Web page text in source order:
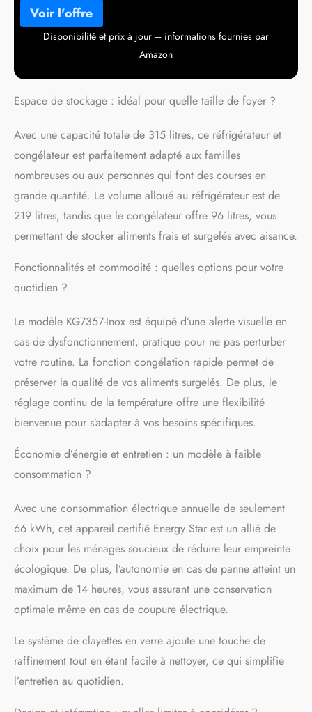
Disponibilité et prix à jour – informations fournies par
Amazon
Espace de stockage : idéal pour quelle taille de foyer ?
Avec une capacité totale de 315 litres, ce réfrigérateur et
congélateur est parfaitement adapté aux familles
nombreuses ou aux personnes qui font des courses en
grande quantité. Le volume alloué au réfrigérateur est de
219 litres, tandis que le congélateur offre 96 litres, vous
permettant de stocker aliments frais et surgelés avec aisance.
Fonctionnalités et commodité : quelles options pour votre
quotidien ?
Le modèle KG7357-Inox est équipé d’une alerte visuelle en
cas de dysfonctionnement, pratique pour ne pas perturber
votre routine. La fonction congélation rapide permet de
préserver la qualité de vos aliments surgelés. De plus, le
réglage continu de la température offre une flexibilité
bienvenue pour s’adapter à vos besoins spécifiques.
Économie d’énergie et entretien : un modèle à faible
consommation ?
Avec une consommation électrique annuelle de seulement
66 kWh, cet appareil certifié Energy Star est un allié de
choix pour les ménages soucieux de réduire leur empreinte
écologique. De plus, l’autonomie en cas de panne atteint un
maximum de 14 heures, vous assurant une conservation
optimale même en cas de coupure électrique.
Le système de clayettes en verre ajoute une touche de
raffinement tout en étant facile à nettoyer, ce qui simplifie
l’entretien au quotidien.